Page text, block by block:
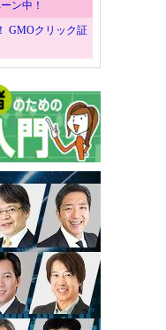
ン中！
GMOクリック証